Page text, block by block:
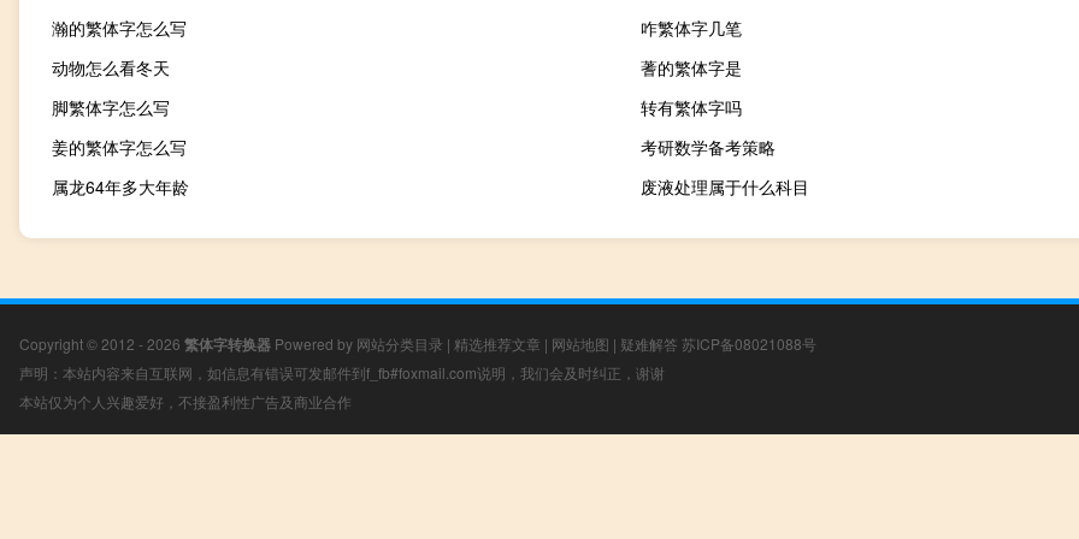
瀚的繁体字怎么写
咋繁体字几笔
动物怎么看冬天
蓍的繁体字是
脚繁体字怎么写
转有繁体字吗
姜的繁体字怎么写
考研数学备考策略
属龙64年多大年龄
废液处理属于什么科目
Copyright © 2012 - 2026 繁体字转换器 Powered by 网站分类目录 | 精选推荐文章 | 网站地图 | 疑难解答 苏ICP备08021088号
声明：本站内容来自互联网，如信息有错误可发邮件到f_fb#foxmail.com说明，我们会及时纠正，谢谢
本站仅为个人兴趣爱好，不接盈利性广告及商业合作